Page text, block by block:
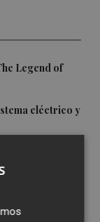
Legend of
eléctrico y
que los rayos